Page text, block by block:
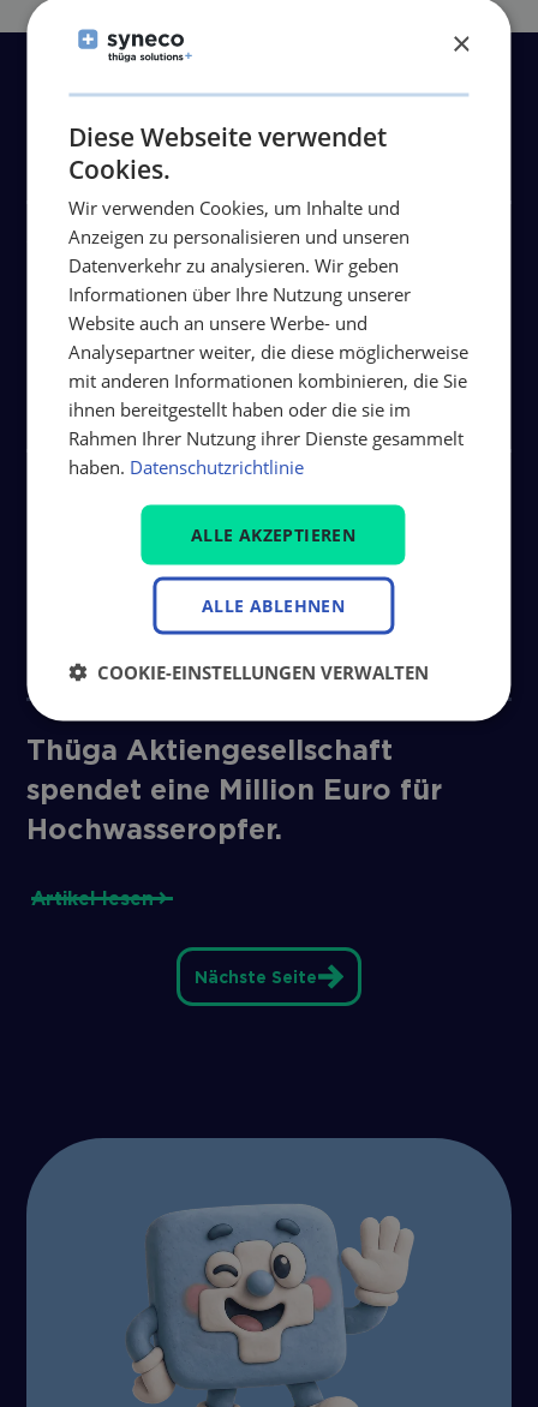
Weitere Beiträge
Wir machen Stadtwerke stark –
thüga solutions auf der E-world
2026 in Essen
Artikel lesen
Stadtwerke Freudenstadt mit
neuer Gesellschafterstruktur für
die Zukunft gut aufgestellt.
Thüga Aktiengesellschaft
spendet eine Million Euro für
Hochwasseropfer.
Artikel lesen
Nächste Seite
×
Diese Webseite verwendet
Cookies.
Wir verwenden Cookies, um Inhalte und
Anzeigen zu personalisieren und unseren
Datenverkehr zu analysieren. Wir geben
Informationen über Ihre Nutzung unserer
Website auch an unsere Werbe- und
Analysepartner weiter, die diese möglicherweise
mit anderen Informationen kombinieren, die Sie
ihnen bereitgestellt haben oder die sie im
Rahmen Ihrer Nutzung ihrer Dienste gesammelt
haben. Datenschutzrichtlinie
ALLE AKZEPTIEREN
ALLE ABLEHNEN
COOKIE-EINSTELLUNGEN VERWALTEN